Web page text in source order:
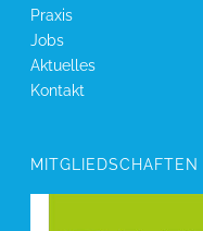
Praxis
Jobs
Aktuelles
Kontakt
MITGLIEDSCHAFTEN